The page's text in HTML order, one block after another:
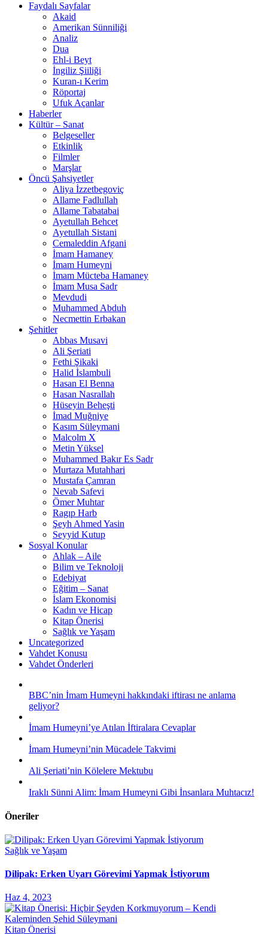
Faydalı Sayfalar
Akaid
Amerikan Sünniliği
Analiz
Dua
Ehl-i Beyt
İngiliz Şiiliği
Kuran-ı Kerim
Röportaj
Ufuk Açanlar
Haberler
Kültür – Sanat
Belgeseller
Etkinlik
Filmler
Marşlar
Öncü Şahsiyetler
Aliya İzzetbegoviç
Allame Fadlullah
Allame Tabatabai
Ayetullah Behcet
Ayetullah Sistani
Cemaleddin Afgani
İmam Hamaney
İmam Humeyni
İmam Mücteba Hamaney
İmam Musa Sadr
Mevdudi
Muhammed Abduh
Necmettin Erbakan
Şehitler
Abbas Musavi
Ali Şeriati
Fethi Şikaki
Halid İslambuli
Hasan El Benna
Hasan Nasrallah
Hüseyin Beheşti
İmad Muğniye
Kasım Süleymani
Malcolm X
Metin Yüksel
Muhammed Bakır Es Sadr
Murtaza Mutahhari
Mustafa Çamran
Nevab Safevi
Ömer Muhtar
Ragıp Harb
Şeyh Ahmed Yasin
Seyyid Kutup
Sosyal Konular
Ahlak – Aile
Bilim ve Teknoloji
Edebiyat
Eğitim – Sanat
İslam Ekonomisi
Kadın ve Hicap
Kitap Önerisi
Sağlık ve Yaşam
Uncategorized
Vahdet Konusu
Vahdet Önderleri
BBC’nin İmam Humeyni hakkındaki iftirası ne anlama
geliyor?
İmam Humeyni’ye Atılan İftiralara Cevaplar
İmam Humeyni’nin Mücadele Takvimi
Ali Şeriati’nin Kölelere Mektubu
Iraklı Sünni Alim: İmam Humeyni Gibi İnsanlara Muhtacız!
Öneriler
Sağlık ve Yaşam
Dilipak: Erken Uyarı Görevimi Yapmak İstiyorum
Haz 4, 2023
Kitap Önerisi